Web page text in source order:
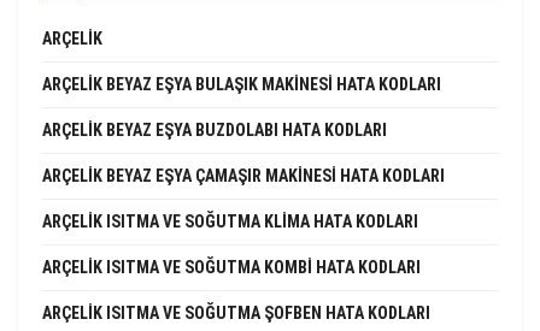
ARÇELIK
ARÇELIK BEYAZ EŞYA BULAŞIK MAKINESI HATA KODLARI
ARÇELIK BEYAZ EŞYA BUZDOLABI HATA KODLARI
ARÇELIK BEYAZ EŞYA ÇAMAŞIR MAKINESI HATA KODLARI
ARÇELIK ISITMA VE SOĞUTMA KLIMA HATA KODLARI
ARÇELIK ISITMA VE SOĞUTMA KOMBI HATA KODLARI
ARÇELIK ISITMA VE SOĞUTMA ŞOFBEN HATA KODLARI